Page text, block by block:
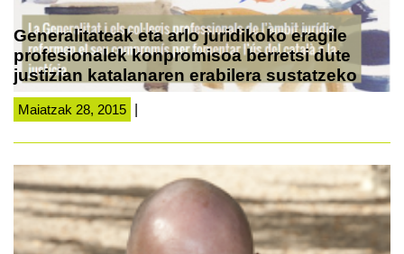
Generalitateak eta arlo juridikoko eragile
profesionalek konpromisoa berretsi dute
justizian katalanaren erabilera sustatzeko
Maiatzak 28, 2015